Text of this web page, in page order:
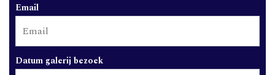
Email
Datum galerij bezoek